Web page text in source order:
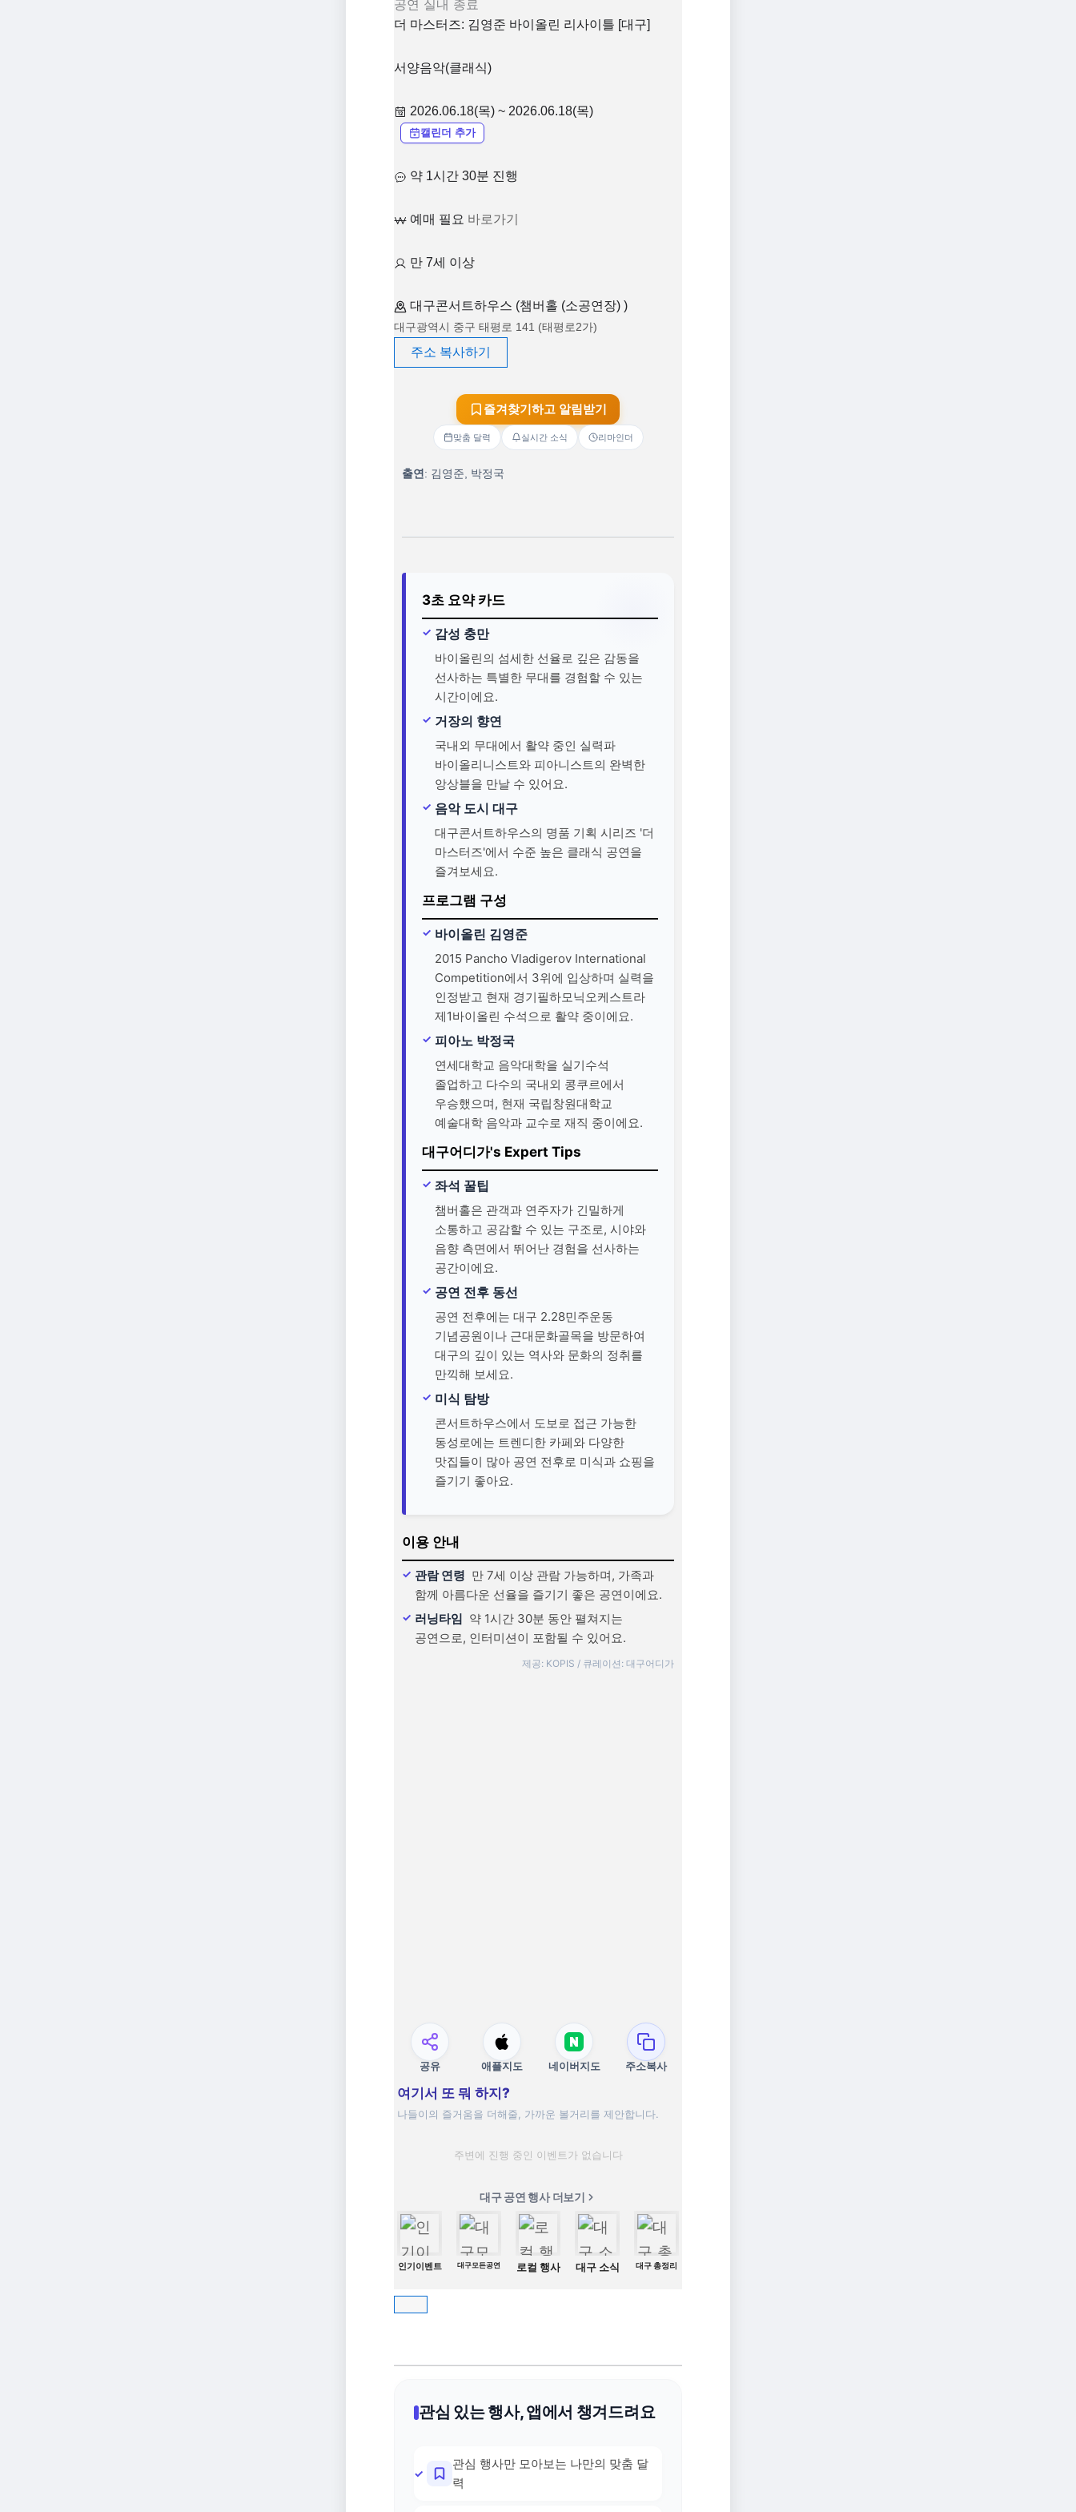
공연 실내 종료
더 마스터즈: 김영준 바이올린 리사이틀 [대구]
서양음악(클래식)
2026.06.18(목) ~ 2026.06.18(목)
캘린더 추가
약 1시간 30분 진행
예매 필요 바로가기
만 7세 이상
대구콘서트하우스 (챔버홀 (소공연장) )
대구광역시 중구 태평로 141 (태평로2가)
주소 복사하기
즐겨찾기하고 알림받기
맞춤 달력 실시간 소식 리마인더
출연 : 김영준, 박정국
3초 요약 카드
감성 충만
바이올린의 섬세한 선율로 깊은 감동을
선사하는 특별한 무대를 경험할 수 있는
시간이에요.
거장의 향연
국내외 무대에서 활약 중인 실력파
바이올리니스트와 피아니스트의 완벽한
앙상블을 만날 수 있어요.
음악 도시 대구
대구콘서트하우스의 명품 기획 시리즈 '더
마스터즈'에서 수준 높은 클래식 공연을
즐겨보세요.
프로그램 구성
바이올린 김영준
2015 Pancho Vladigerov International
Competition에서 3위에 입상하며 실력을
인정받고 현재 경기필하모닉오케스트라
제1바이올린 수석으로 활약 중이에요.
피아노 박정국
연세대학교 음악대학을 실기수석
졸업하고 다수의 국내외 콩쿠르에서
우승했으며, 현재 국립창원대학교
예술대학 음악과 교수로 재직 중이에요.
대구어디가's Expert Tips
좌석 꿀팁
챔버홀은 관객과 연주자가 긴밀하게
소통하고 공감할 수 있는 구조로, 시야와
음향 측면에서 뛰어난 경험을 선사하는
공간이에요.
공연 전후 동선
공연 전후에는 대구 2.28민주운동
기념공원이나 근대문화골목을 방문하여
대구의 깊이 있는 역사와 문화의 정취를
만끽해 보세요.
미식 탐방
콘서트하우스에서 도보로 접근 가능한
동성로에는 트렌디한 카페와 다양한
맛집들이 많아 공연 전후로 미식과 쇼핑을
즐기기 좋아요.
이용 안내
관람 연령 만 7세 이상 관람 가능하며, 가족과
함께 아름다운 선율을 즐기기 좋은 공연이에요.
러닝타임 약 1시간 30분 동안 펼쳐지는
공연으로, 인터미션이 포함될 수 있어요.
제공: KOPIS / 큐레이션: 대구어디가
공유 애플지도 네이버지도 주소복사
여기서 또 뭐 하지?
나들이의 즐거움을 더해줄, 가까운 볼거리를 제안합니다.
주변에 진행 중인 이벤트가 없습니다
대구 공연 행사 더보기
인기이벤트 대구모든공연 로컬 행사 대구 소식 대구 총정리
관심 있는 행사, 앱에서 챙겨드려요
관심 행사만 모아보는 나만의 맞춤 달
력